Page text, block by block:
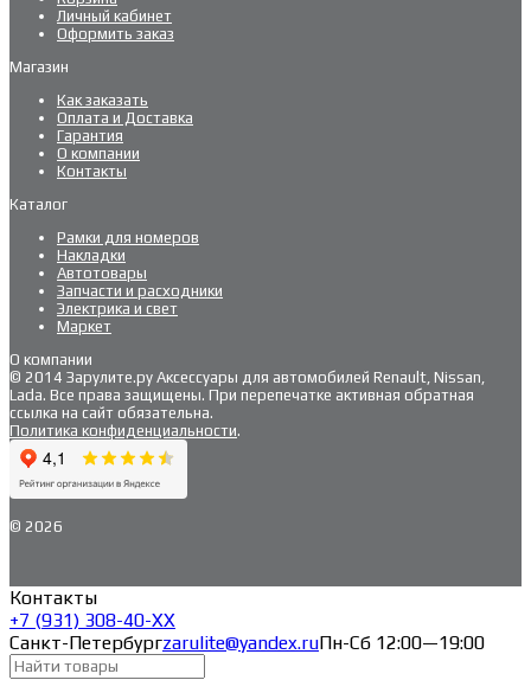
Личный кабинет
Оформить заказ
Магазин
Как заказать
Оплата и Доставка
Гарантия
О компании
Контакты
Каталог
Рамки для номеров
Накладки
Автотовары
Запчасти и расходники
Электрика и свет
Маркет
О компании
© 2014 Зарулите.ру Аксессуары для автомобилей Renault, Nissan,
Lada. Все права защищены. При перепечатке активная обратная
ссылка на сайт обязательна.
Политика конфиденциальности.
© 2026
Контакты
+7 (931) 308-40-ХХ
Санкт-Петербургzarulite@yandex.ruПн-Сб 12:00—19:00